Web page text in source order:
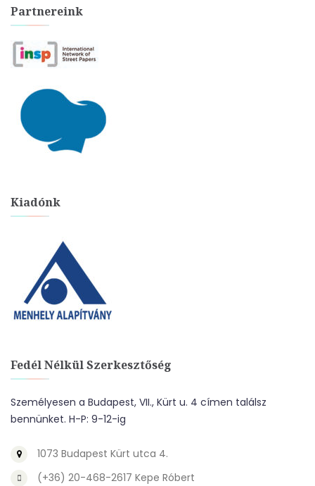
Partnereink
Kiadónk
Fedél Nélkül Szerkesztőség
Személyesen a Budapest, VII., Kürt u. 4 címen találsz
bennünket. H-P: 9-12-ig
1073 Budapest Kürt utca 4.
(+36) 20-468-2617 Kepe Róbert